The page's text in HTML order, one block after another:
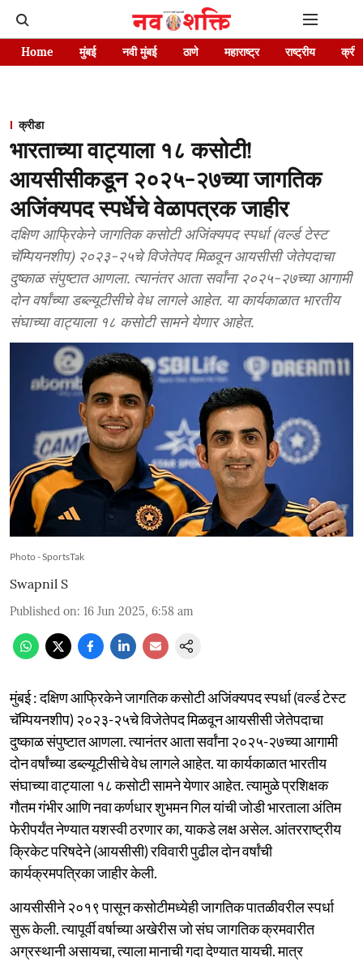
Home मुंबई नवी मुंबई ठाणे महाराष्ट्र राष्ट्रीय
क्रीडा
भारताच्या वाट्याला १८ कसोटी!
आयसीसीकडून २०२५-२७च्या जागतिक
अजिंक्यपद स्पर्धेचे वेळापत्रक जाहीर
दक्षिण आफ्रिकेने जागतिक कसोटी अजिंक्यपद स्पर्धा (वर्ल्ड टेस्ट
चॅम्पियनशीप) २०२३-२५चे विजेतेपद मिळवून आयसीसी जेतेपदाचा
दुष्काळ संपुष्टात आणला. त्यानंतर आता सर्वांना २०२५-२७च्या आगामी
दोन वर्षांच्या डब्ल्यूटीसीचे वेध लागले आहेत. या कार्यकाळात भारतीय
संघाच्या वाट्याला १८ कसोटी सामने येणार आहेत.
Photo - SportsTak
Swapnil S
Published on: 16 Jun 2025, 6:58 am
मुंबई : दक्षिण आफ्रिकेने जागतिक कसोटी अजिंक्यपद स्पर्धा (वर्ल्ड टेस्ट
चॅम्पियनशीप) २०२३-२५चे विजेतेपद मिळवून आयसीसी जेतेपदाचा
दुष्काळ संपुष्टात आणला. त्यानंतर आता सर्वांना २०२५-२७च्या आगामी
दोन वर्षांच्या डब्ल्यूटीसीचे वेध लागले आहेत. या कार्यकाळात भारतीय
संघाच्या वाट्याला १८ कसोटी सामने येणार आहेत. त्यामुळे प्रशिक्षक
गौतम गंभीर आणि नवा कर्णधार शुभमन गिल यांची जोडी भारताला अंतिम
फेरीपर्यंत नेण्यात यशस्वी ठरणार का, याकडे लक्ष असेल. आंतरराष्ट्रीय
क्रिकेट परिषदेने (आयसीसी) रविवारी पुढील दोन वर्षांची
कार्यक्रमपत्रिका जाहीर केली.
आयसीसीने २०१९ पासून कसोटीमध्येही जागतिक पातळीवरील स्पर्धा
सुरू केली. त्यापूर्वी वर्षाच्या अखेरीस जो संघ जागतिक क्रमवारीत
अग्रस्थानी असायचा, त्याला मानाची गदा देण्यात यायची. मात्र